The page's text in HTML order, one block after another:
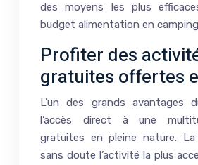
des moyens les plus
budget alimentation en
Profiter des
gratuites offertes
L’un des grands avantages
l’accès direct à une
gratuites en pleine nature.
sans doute l’activité la plus